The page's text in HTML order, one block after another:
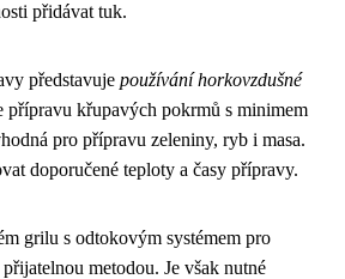
přidávat tuk.
představuje používání horkovzdušné
přípravu křupavých pokrmů s minimem
pro přípravu zeleniny, ryb i masa.
doporučené teploty a časy přípravy.
grilu s odtokovým systémem pro
metodou. Je však nutné